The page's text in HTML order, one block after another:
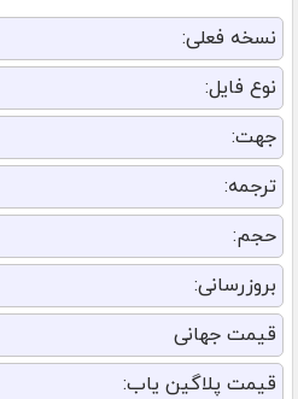
نسخه فعلی:
نوع فایل:
جهت:
ترجمه:
حجم:
بروزرسانی:
قیمت جهانی
قیمت پلاگین یاب: